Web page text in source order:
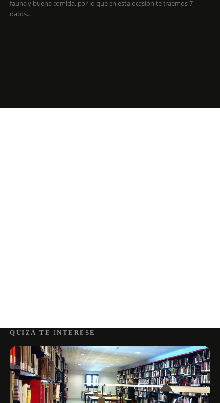
fauna y buena comida, por lo que en esta ocasión te traemos 7
datos...
QUIZÁ TE INTERESE